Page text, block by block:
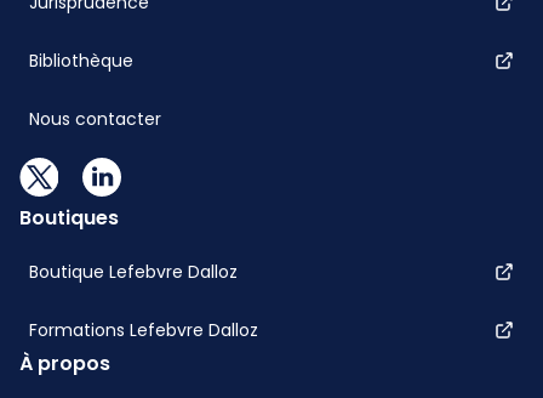
Bibliothèque
Nous contacter
Boutiques
Boutique Lefebvre Dalloz
Formations Lefebvre Dalloz
À propos